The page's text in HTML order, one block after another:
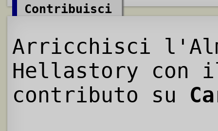
Contribuisci
Arricchisci
Hellastory con
contributo su